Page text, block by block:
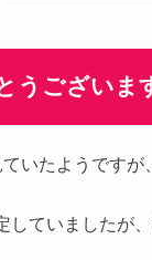
うございま
いたようですが
ていましたが